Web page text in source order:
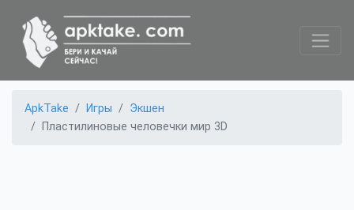
ApkTake Игры
Экшен
Пластилиновые человечки мир 3D